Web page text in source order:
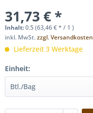
31,73 € *
Inhalt:0.5 (63,46 € * / 1 )
inkl. MwSt.zzgl. Versandkosten
Lieferzeit 3 Werktage
Einheit: